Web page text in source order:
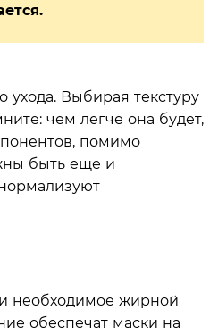
ухода. Выбирая текстуру
чем легче она будет,
помимо
быть еще и
необходимое жирной
обеспечат маски на